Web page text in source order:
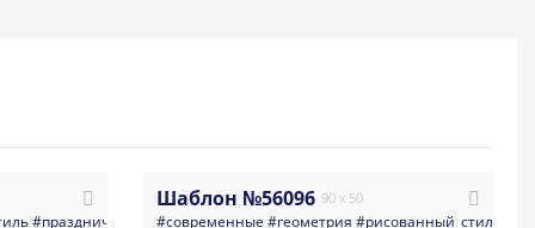
#праздничные #универсальные #искусство#дизайн #открытка
Шаблон №56096 90 x 50
#современные #геометрия #рисованный_стиль